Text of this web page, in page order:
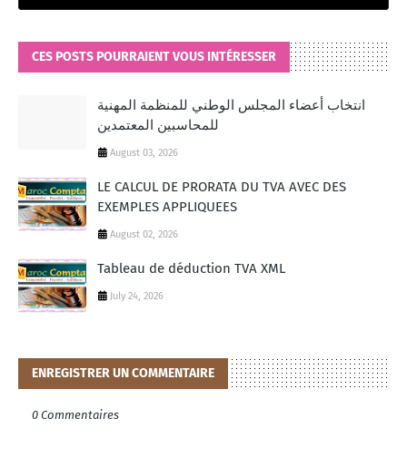
CES POSTS POURRAIENT VOUS INTÉRESSER
انتخاب أعضاء المجلس الوطني للمنظمة المهنية
للمحاسبين المعتمدين
August 03, 2026
LE CALCUL DE PRORATA DU TVA AVEC DES
EXEMPLES APPLIQUEES
August 02, 2026
Tableau de déduction TVA XML
July 24, 2026
ENREGISTRER UN COMMENTAIRE
0 Commentaires